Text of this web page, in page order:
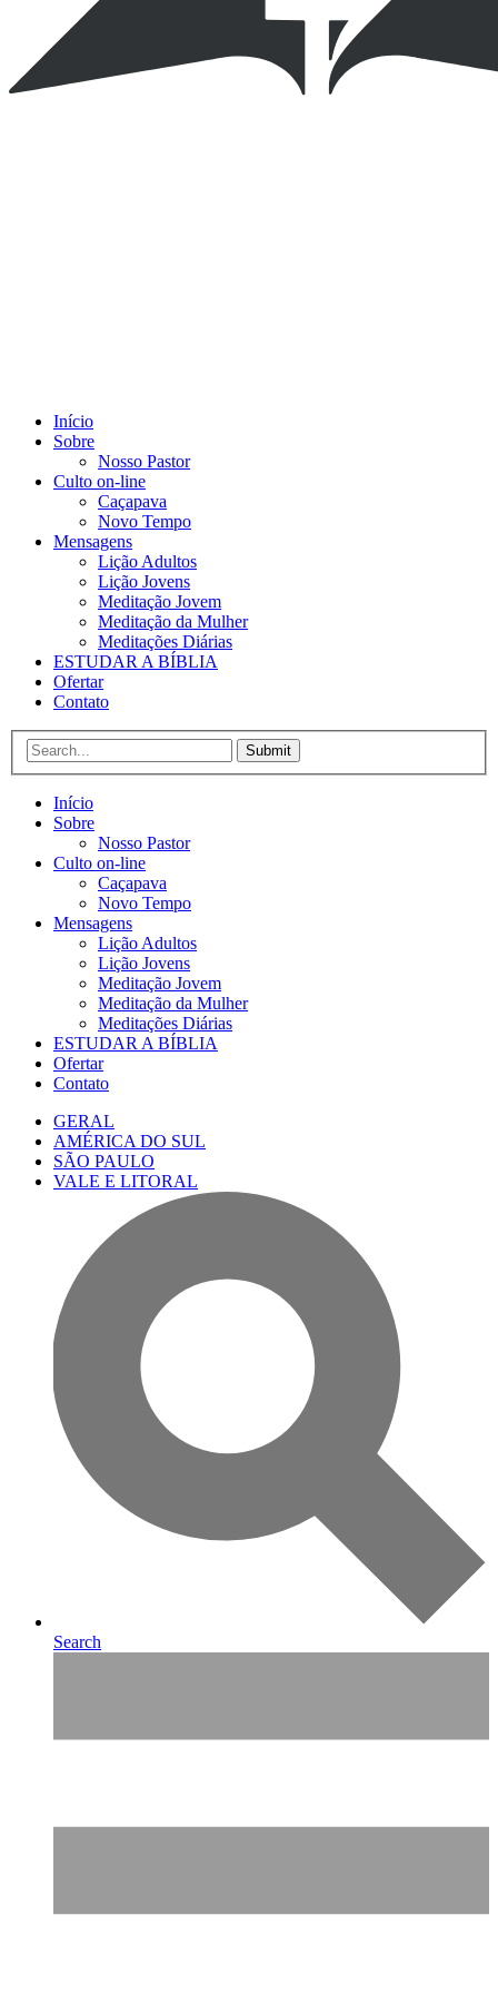
Início
Sobre
Nosso Pastor
Culto on-line
Caçapava
Novo Tempo
Mensagens
Lição Adultos
Lição Jovens
Meditação Jovem
Meditação da Mulher
Meditações Diárias
ESTUDAR A BÍBLIA
Ofertar
Contato
Submit
Início
Sobre
Nosso Pastor
Culto on-line
Caçapava
Novo Tempo
Mensagens
Lição Adultos
Lição Jovens
Meditação Jovem
Meditação da Mulher
Meditações Diárias
ESTUDAR A BÍBLIA
Ofertar
Contato
GERAL
AMÉRICA DO SUL
SÃO PAULO
VALE E LITORAL
Search